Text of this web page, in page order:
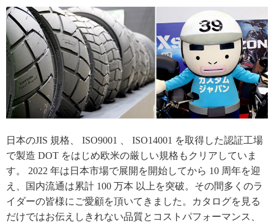
日本のJIS 規格、 ISO9001 、 ISO14001 を取得した認証工場
で製造 DOT をはじめ欧米の厳しい規格もクリアしていま
す。 2022 年は日本市場で展開を開始してから 10 周年を迎
え、国内流通は累計 100 万本 以上を突破。その間多くのラ
イダーの皆様にご愛顧を頂いてきました。カタログを見る
だけではお伝えしきれない品質とコストパフォーマンス、